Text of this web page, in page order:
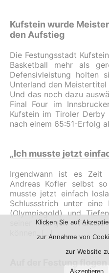
Kufstein wurde
den Aufstieg
Die Festungsstadt
Basketball mehr als
Defensivleistung holten
Unterland den
Und das noch dazu
Final Four im
Kufstein im Tiroler
nach einem 65:51-Erfolg
„Ich musste jetzt
Irgendwann ist es Zeit
Andreas Kofler selbst
musste jetzt einfach
Schlussstrich unter
(Olympiagold) und
seiner – jungen –
können.
Auf der Festung
Klicken Sie auf
zur Annahme von
zur Website
Akzeptieren